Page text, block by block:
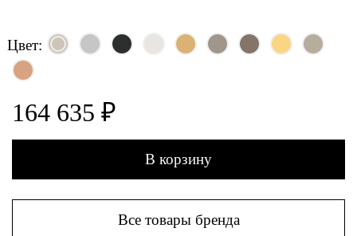
Цвет:
164 635 ₽
В корзину
Все товары бренда